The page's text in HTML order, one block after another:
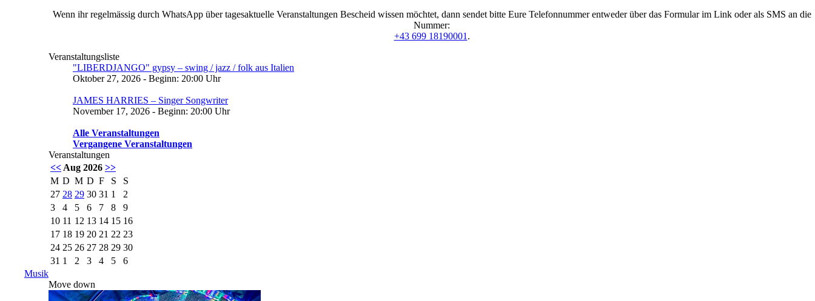
Wenn ihr regelmässig durch WhatsApp über tagesaktuelle Veranstaltungen Bescheid wissen möchtet, dann sendet bitte Eure Telefonnummer entweder über das Formular im Link oder als SMS an die
Nummer:
+43 699 18190001 .
Veranstaltungsliste
"LIBERDJANGO" gypsy – swing / jazz / folk aus Italien
Oktober 27, 2026 - Beginn: 20:00 Uhr
JAMES HARRIES – Singer Songwriter
November 17, 2026 - Beginn: 20:00 Uhr
Alle Veranstaltungen
Vergangene Veranstaltungen
Veranstaltungen
<< Aug 2026 >>
M D M D F S
S
27 28 29 30 31 1
2
3
4 5 6 7 8
9
10 11 12 13 14 15 16
17 18 19 20 21 22 23
24 25 26 27 28 29 30
31 1 2 3 4 5
6
Musik
Move down